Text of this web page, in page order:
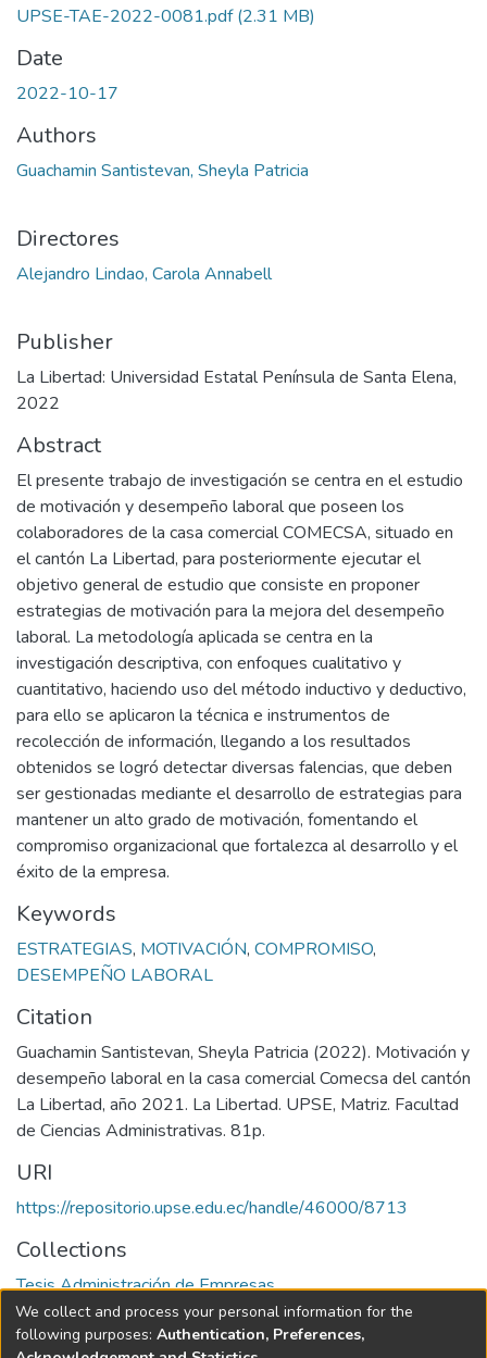
UPSE-TAE-2022-0081.pdf(2.31 MB)
Date
2022-10-17
Authors
Guachamin Santistevan, Sheyla Patricia
Directores
Alejandro Lindao, Carola Annabell
Publisher
La Libertad: Universidad Estatal Península de Santa Elena,
2022
Abstract
El presente trabajo de investigación se centra en el estudio
de motivación y desempeño laboral que poseen los
colaboradores de la casa comercial COMECSA, situado en
el cantón La Libertad, para posteriormente ejecutar el
objetivo general de estudio que consiste en proponer
estrategias de motivación para la mejora del desempeño
laboral. La metodología aplicada se centra en la
investigación descriptiva, con enfoques cualitativo y
cuantitativo, haciendo uso del método inductivo y deductivo,
para ello se aplicaron la técnica e instrumentos de
recolección de información, llegando a los resultados
obtenidos se logró detectar diversas falencias, que deben
ser gestionadas mediante el desarrollo de estrategias para
mantener un alto grado de motivación, fomentando el
compromiso organizacional que fortalezca al desarrollo y el
éxito de la empresa.
Keywords
ESTRATEGIAS, MOTIVACIÓN, COMPROMISO,
DESEMPEÑO LABORAL
Citation
Guachamin Santistevan, Sheyla Patricia (2022). Motivación y
desempeño laboral en la casa comercial Comecsa del cantón
La Libertad, año 2021. La Libertad. UPSE, Matriz. Facultad
de Ciencias Administrativas. 81p.
URI
https://repositorio.upse.edu.ec/handle/46000/8713
Collections
Tesis Administración de Empresas
Full item page
We collect and process your personal information for the
following purposes: Authentication, Preferences,